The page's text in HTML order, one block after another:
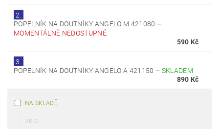
2.
POPELNÍK NA DOUTNÍKY ANGELO M 421080 –
MOMENTÁLNĚ NEDOSTUPNÉ
590 Kč
3.
POPELNÍK NA DOUTNÍKY ANGELO A 421150 – SKLADEM
890 Kč
NA SKLADĚ
AKCE